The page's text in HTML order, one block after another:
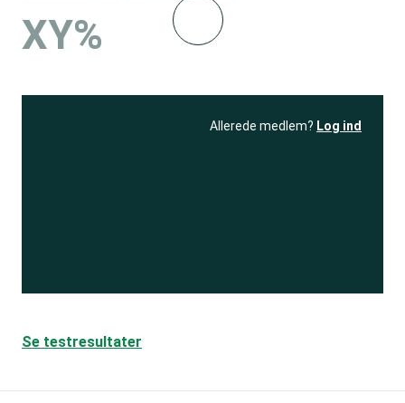
XY%
Allerede medlem? Log ind
Se testresultater